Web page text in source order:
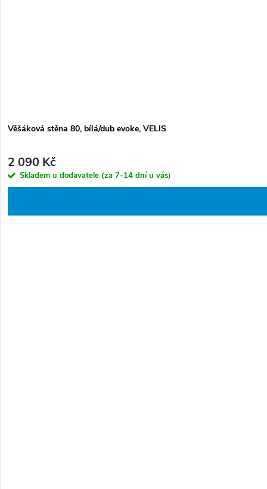
Věšáková stěna 80, bílá/dub evoke, VELIS
2 090 Kč
Skladem u dodavatele (za 7-14 dní u vás)